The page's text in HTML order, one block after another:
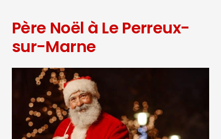
Père Noël à Le Perreux-
sur-Marne